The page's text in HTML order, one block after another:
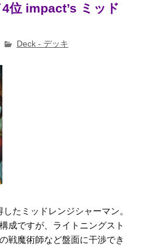
位 impact’s ミッド
Deck - デッキ
たミッドレンジシャーマン。
成ですが、ライトニングスト
戦魔術師など盤面に干渉でき